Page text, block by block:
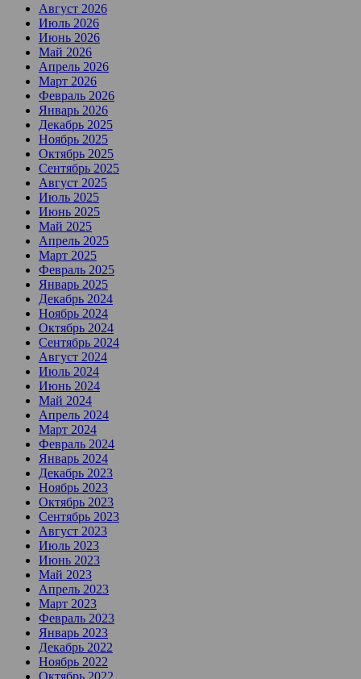
Август 2026
Июль 2026
Июнь 2026
Май 2026
Апрель 2026
Март 2026
Февраль 2026
Январь 2026
Декабрь 2025
Ноябрь 2025
Октябрь 2025
Сентябрь 2025
Август 2025
Июль 2025
Июнь 2025
Май 2025
Апрель 2025
Март 2025
Февраль 2025
Январь 2025
Декабрь 2024
Ноябрь 2024
Октябрь 2024
Сентябрь 2024
Август 2024
Июль 2024
Июнь 2024
Май 2024
Апрель 2024
Март 2024
Февраль 2024
Январь 2024
Декабрь 2023
Ноябрь 2023
Октябрь 2023
Сентябрь 2023
Август 2023
Июль 2023
Июнь 2023
Май 2023
Апрель 2023
Март 2023
Февраль 2023
Январь 2023
Декабрь 2022
Ноябрь 2022
Октябрь 2022